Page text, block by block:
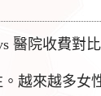
醫院收費對比
越來越多